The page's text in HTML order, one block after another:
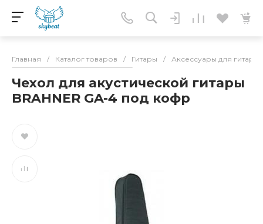
Главная / Каталог товаров / Гитары / Аксессуары для гитар
Чехол для акустической гитары
BRAHNER GA-4 под кофр